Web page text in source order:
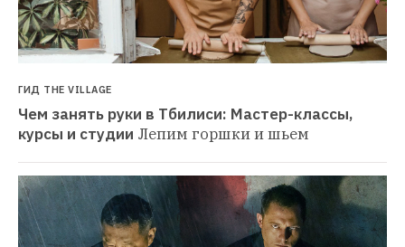
ГИД THE VILLAGE
Чем занять руки в Тбилиси: Мастер-классы,
курсы и студии Лепим горшки и шьем